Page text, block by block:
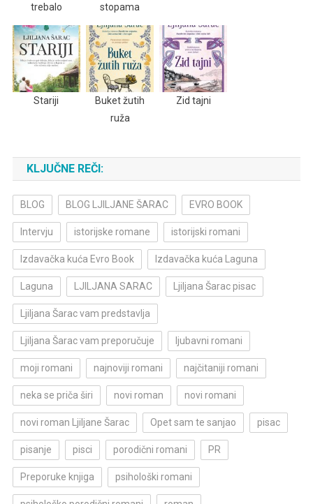
trebalo
stopama
Stariji
Buket žutih
ruža
Zid tajni
KLJUČNE REČI:
BLOG BLOG LJILJANE ŠARAC EVRO BOOK
Intervju istorijske romane istorijski romani
Izdavačka kuća Evro Book Izdavačka kuća Laguna
Laguna LJILJANA SARAC Ljiljana Šarac pisac
Ljiljana Šarac vam predstavlja
Ljiljana Šarac vam preporučuje ljubavni romani
moji romani najnoviji romani najčitaniji romani
neka se priča širi novi roman novi romani
novi roman Ljiljane Šarac Opet sam te sanjao pisac
pisanje pisci porodični romani PR
Preporuke knjiga psihološki romani